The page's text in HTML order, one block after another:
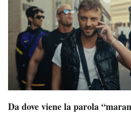
Da dove viene la parola